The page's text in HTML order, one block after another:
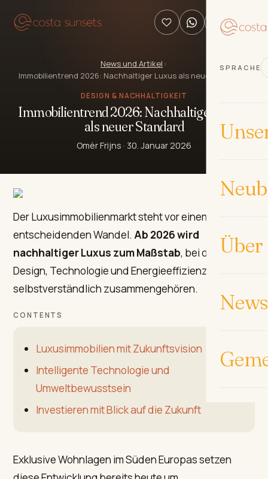
SPRACHE
Über
News und Artikel ›
Immobilientrend 2026: Nachhaltiger Luxus als neuer Standard
DESIGN & NACHHALTIGKEIT
Immobilientrend 2026: Nachhaltiger Luxus
als neuer Standard
Omèr Frijns · 30. Januar 2026
Der Luxusimmobilienmarkt steht vor einem
entscheidenden Wandel. Ab 2026 wird
nachhaltiger Luxus zum Maßstab, bei dem
Design, Technologie und Energieeffizienz
selbstverständlich zusammengehören.
CONTENTS
Luxusimmobilien mit Zukunftsvision
Intelligente Technologie und
Umweltbewusstsein
Investieren mit Blick auf die Zukunft
Exklusive Wohnlagen im Süden Europas setzen